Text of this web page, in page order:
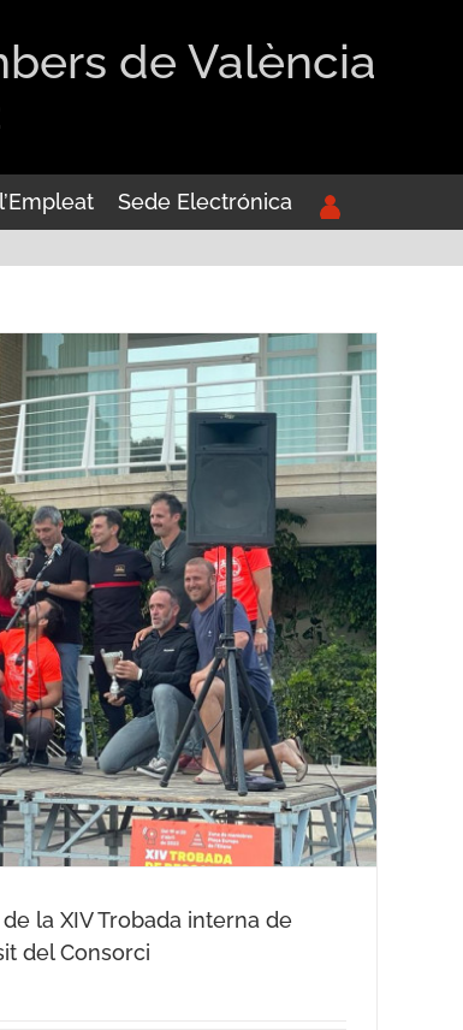
de València
Sede Electrónica
la XIV Trobada interna de
del Consorci